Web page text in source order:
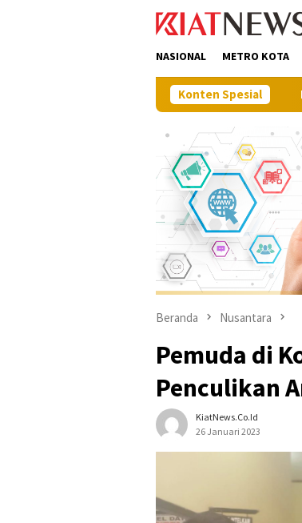
NASIONAL METRO KOTA
Konten Spesial
Perkuat Ketahanan
Beranda Nusantara
Pemuda di
Penculikan
KiatNews.co.id
26 Januari 2023